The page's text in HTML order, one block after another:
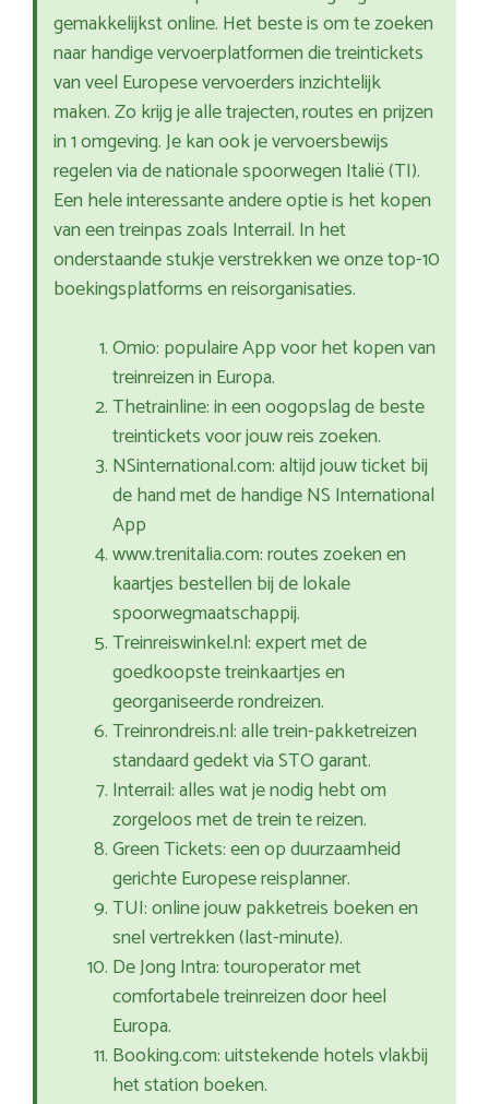
gemakkelijkst online. Het beste is om te zoeken
naar handige vervoerplatformen die treintickets
van veel Europese vervoerders inzichtelijk
maken. Zo krijg je alle trajecten, routes en prijzen
in 1 omgeving. Je kan ook je vervoersbewijs
regelen via de nationale spoorwegen Italië (TI).
Een hele interessante andere optie is het kopen
van een treinpas zoals Interrail. In het
onderstaande stukje verstrekken we onze top-10
boekingsplatforms en reisorganisaties.
Omio: populaire App voor het kopen van
treinreizen in Europa.
Thetrainline: in een oogopslag de beste
treintickets voor jouw reis zoeken.
NSinternational.com: altijd jouw ticket bij
de hand met de handige NS International
App
www.trenitalia.com: routes zoeken en
kaartjes bestellen bij de lokale
spoorwegmaatschappij.
Treinreiswinkel.nl: expert met de
goedkoopste treinkaartjes en
georganiseerde rondreizen.
Treinrondreis.nl: alle trein-pakketreizen
standaard gedekt via STO garant.
Interrail: alles wat je nodig hebt om
zorgeloos met de trein te reizen.
Green Tickets: een op duurzaamheid
gerichte Europese reisplanner.
TUI: online jouw pakketreis boeken en
snel vertrekken (last-minute).
De Jong Intra: touroperator met
comfortabele treinreizen door heel
Europa.
Booking.com: uitstekende hotels vlakbij
het station boeken.